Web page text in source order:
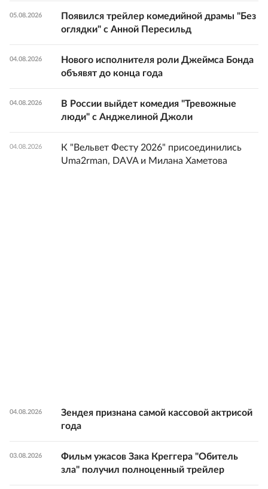
05.08.2026
Появился трейлер комедийной драмы "Без
оглядки" с Анной Пересильд
04.08.2026
Нового исполнителя роли Джеймса Бонда
объявят до конца года
04.08.2026
В России выйдет комедия "Тревожные
люди" с Анджелиной Джоли
04.08.2026
К "Вельвет Фесту 2026" присоединились
Uma2rman, DAVA и Милана Хаметова
04.08.2026
Зендея признана самой кассовой актрисой
года
03.08.2026
Фильм ужасов Зака Креггера "Обитель
зла" получил полноценный трейлер